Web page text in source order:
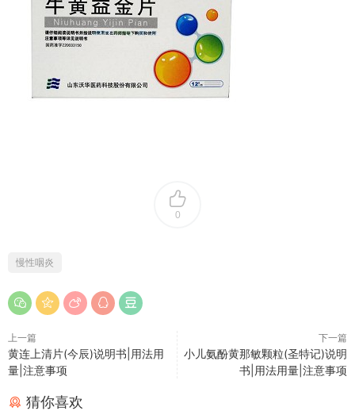
0
慢性咽炎
上一篇
黄连上清片(今辰)说明书|用法用
量|注意事项
下一篇
小儿氨酚黄那敏颗粒(圣特记)说明
书|用法用量|注意事项
猜你喜欢